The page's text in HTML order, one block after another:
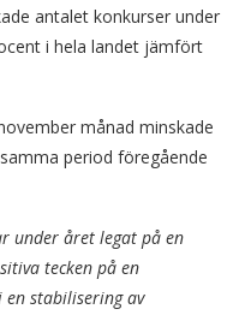
antalet konkurser under
i hela landet jämfört
månad minskade
period föregående
under året legat på en
tecken på en
stabilisering av